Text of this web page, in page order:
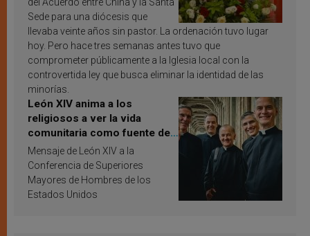
del Acuerdo entre China y la Santa
Sede para una diócesis que
llevaba veinte años sin pastor. La ordenación tuvo lugar
hoy. Pero hace tres semanas antes tuvo que
comprometer públicamente a la Iglesia local con la
controvertida ley que busca eliminar la identidad de las
minorías.
León XIV anima a los
religiosos a ver la vida
comunitaria como fuente de
inspiración y santificación
Mensaje de León XIV a la
Conferencia de Superiores
Mayores de Hombres de los
Estados Unidos